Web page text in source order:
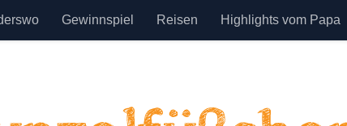
Gewinnspiel Reisen Highlights vom Papa